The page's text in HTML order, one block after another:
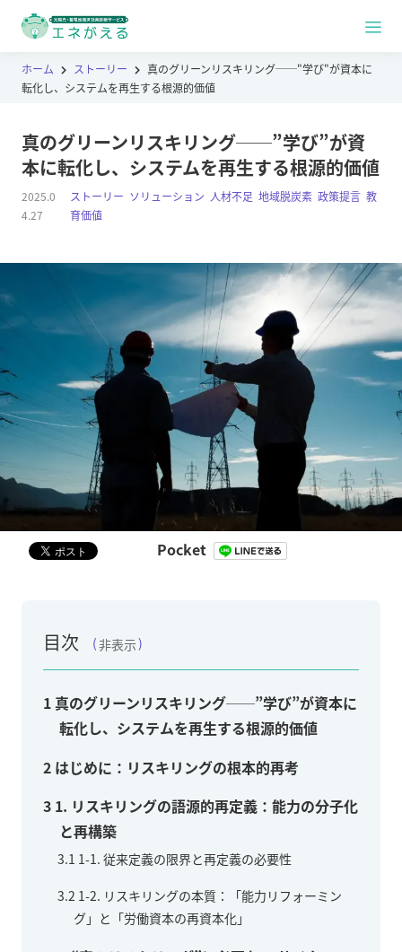
ホーム ストーリー
真のグリーンリスキリング──"学び"が資本に
転化し、システムを再生する根源的価値
真のグリーンリスキリング──”学び”が資
本に転化し、システムを再生する根源的価値
ストーリー ソリューション 人材不足 ,地域脱炭素 ,政策提言 ,教
育価値
2025.0
4.27
Pocket
目次 非表示
1真のグリーンリスキリング──”学び”が資本に
転化し、システムを再生する根源的価値
2 はじめに：リスキリングの根本的再考
3 1. リスキリングの語源的再定義：能力の分子化
と再構築
3.1 1-1. 従来定義の限界と再定義の必要性
3.2 1-2. リスキリングの本質：「能力リフォーミン
グ」と「労働資本の再資本化」